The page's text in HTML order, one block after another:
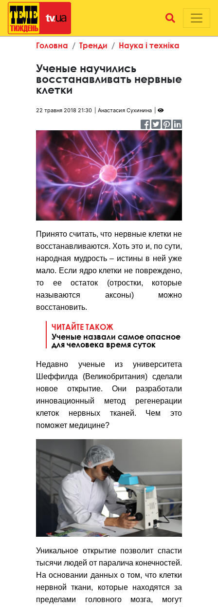
Головна Тренди Наука і техніка
Ученые научились
восстанавливать нервные
клетки
22 травня 2018 21:30 Анастасия Сухинина
Принято считать, что нервные клетки не
восстанавливаются. Хоть это и, по сути,
народная мудрость – истины в ней уже
мало. Если ядро клетки не повреждено,
то ее остаток (отростки, которые
называются аксоны) можно
восстановить.
ЧИТАЙТЕ ТАКОЖ
Ученые назвали самое опасное
для человека время суток
Недавно ученые из университета
Шеффилда (Великобритания) сделали
новое открытие. Они разработали
инновационный метод регенерации
клеток нервных тканей. Чем это
поможет медицине?
Уникальное открытие позволит спасти
тысячи людей от паралича конечностей.
На основании данных о том, что клетки
нервной ткани, которые находятся за
пределами головного мозга, могут